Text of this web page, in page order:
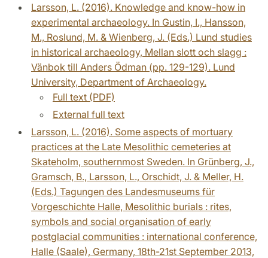
Larsson, L. (2016). Knowledge and know-how in
experimental archaeology. In Gustin, I., Hansson,
M., Roslund, M. & Wienberg, J. (Eds.) Lund studies
in historical archaeology, Mellan slott och slagg :
Vänbok till Anders Ödman (pp. 129-129). Lund
University, Department of Archaeology.
Full text (PDF)
External full text
Larsson, L. (2016). Some aspects of mortuary
practices at the Late Mesolithic cemeteries at
Skateholm, southernmost Sweden. In Grünberg, J.,
Gramsch, B., Larsson, L., Orschidt, J. & Meller, H.
(Eds.) Tagungen des Landesmuseums für
Vorgeschichte Halle, Mesolithic burials : rites,
symbols and social organisation of early
postglacial communities : international conference,
Halle (Saale), Germany, 18th-21st September 2013,